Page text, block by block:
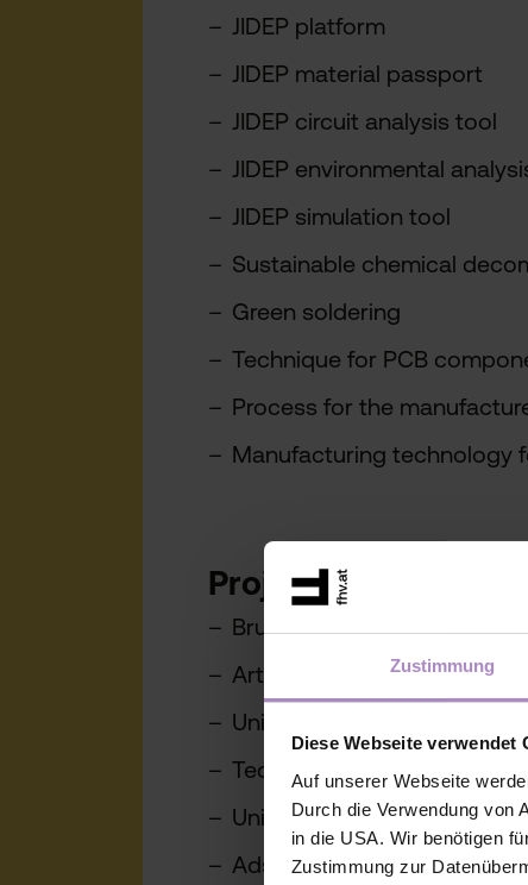
Zustimmung
Diese Webseite verwendet
Auf unserer Webseite
Durch die Verwendung von
in die USA. Wir benötigen
Zustimmung zur
JIDEP platform
JIDEP material passport
JIDEP circuit analysis tool
JIDEP environmental
JIDEP simulation tool
Sustainable chemical
Green soldering
Technique for PCB
Process for the
Manufacturing technology
Project partners
Brunel University London,
Arteevo Technologies Ltd,
Universita Degli Studi Di
Technovative Solutions Ltd,
University of Cambridge,
Adscensus, Mb, LIT